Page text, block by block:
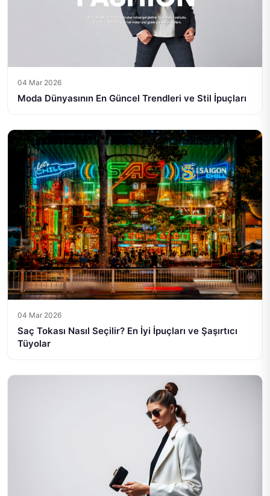
04 Mar 2026
Moda Dünyasının En Güncel Trendleri ve Stil İpuçları
04 Mar 2026
Saç Tokası Nasıl Seçilir? En İyi İpuçları ve Şaşırtıcı
Tüyolar